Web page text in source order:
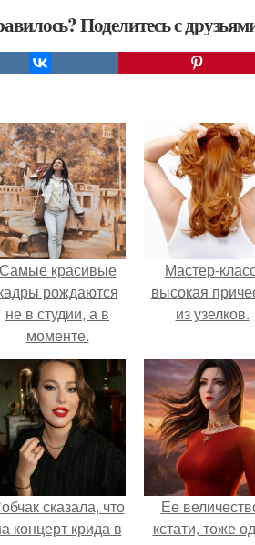
Поделитесь с
Самые красивые
рождаются
не в студии, а в
моменте.
Мастер-
высокая
из узелков.
сказала, что
концерт крида в
Ее
кстати, тоже